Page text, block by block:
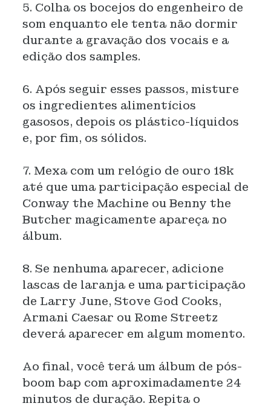
5. Colha os bocejos do engenheiro de
som enquanto ele tenta não dormir
durante a gravação dos vocais e a
edição dos samples.
6. Após seguir esses passos, misture
os ingredientes alimentícios
gasosos, depois os plástico-líquidos
e, por fim, os sólidos.
7. Mexa com um relógio de ouro 18k
até que uma participação especial de
Conway the Machine ou Benny the
Butcher magicamente apareça no
álbum.
8. Se nenhuma aparecer, adicione
lascas de laranja e uma participação
de Larry June, Stove God Cooks,
Armani Caesar ou Rome Streetz
deverá aparecer em algum momento.
Ao final, você terá um álbum de pós-
boom bap com aproximadamente 24
minutos de duração. Repita o